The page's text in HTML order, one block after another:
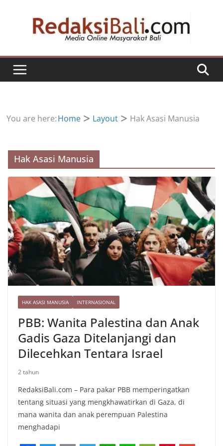
You are here:Home Layout Hak Asasi Manusia
Hak Asasi Manusia
HAK ASASI MANUSIA INTERNASIONAL
PBB: Wanita Palestina dan Anak
Gadis Gaza Ditelanjangi dan
Dilecehkan Tentara Israel
2 tahun
RedaksiBali.com – Para pakar PBB memperingatkan
tentang situasi yang mengkhawatirkan di Gaza, di
mana wanita dan anak perempuan Palestina
menghadapi